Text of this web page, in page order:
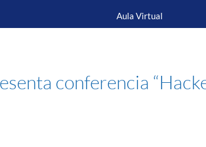
Aula Virtual
conferencia